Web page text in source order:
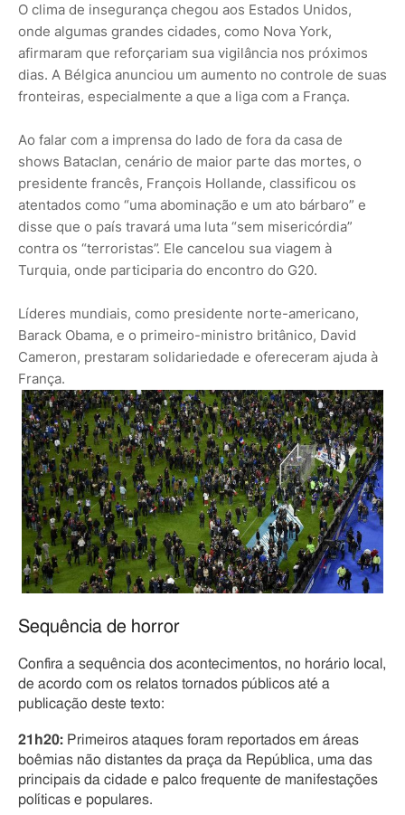
O clima de insegurança chegou aos Estados Unidos,
onde algumas grandes cidades, como Nova York,
afirmaram que reforçariam sua vigilância nos próximos
dias. A Bélgica anunciou um aumento no controle de suas
fronteiras, especialmente a que a liga com a França.
Ao falar com a imprensa do lado de fora da casa de
shows Bataclan, cenário de maior parte das mortes, o
presidente francês, François Hollande, classificou os
atentados como “uma abominação e um ato bárbaro” e
disse que o país travará uma luta “sem misericórdia”
contra os “terroristas”. Ele cancelou sua viagem à
Turquia, onde participaria do encontro do G20.
Líderes mundiais, como presidente norte-americano,
Barack Obama, e o primeiro-ministro britânico, David
Cameron, prestaram solidariedade e ofereceram ajuda à
França.
Sequência de horror
Confira a sequência dos acontecimentos, no horário local,
de acordo com os relatos tornados públicos até a
publicação deste texto:
21h20: Primeiros ataques foram reportados em áreas
boêmias não distantes da praça da República, uma das
principais da cidade e palco frequente de manifestações
políticas e populares.